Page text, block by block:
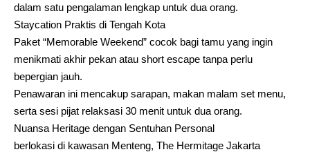
dalam satu pengalaman lengkap untuk dua orang.
Staycation Praktis di Tengah Kota
Paket “Memorable Weekend” cocok bagi tamu yang ingin
menikmati akhir pekan atau short escape tanpa perlu
bepergian jauh.
Penawaran ini mencakup sarapan, makan malam set menu,
serta sesi pijat relaksasi 30 menit untuk dua orang.
Nuansa Heritage dengan Sentuhan Personal
berlokasi di kawasan Menteng, The Hermitage Jakarta